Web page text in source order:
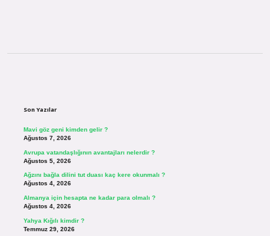
Son Yazılar
Mavi göz geni kimden gelir ?
Ağustos 7, 2026
Avrupa vatandaşlığının avantajları nelerdir ?
Ağustos 5, 2026
Ağzını bağla dilini tut duası kaç kere okunmalı ?
Ağustos 4, 2026
Almanya için hesapta ne kadar para olmalı ?
Ağustos 4, 2026
Yahya Kığılı kimdir ?
Temmuz 29, 2026